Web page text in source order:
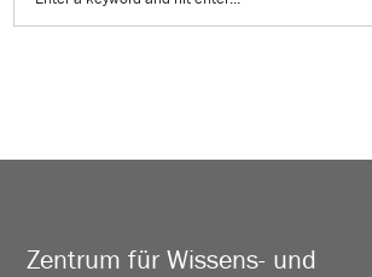
Zentrum für Wissens- und